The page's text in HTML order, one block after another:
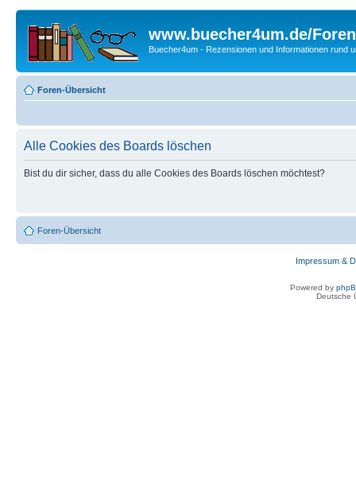
www.buecher4um.de/Foren
Buecher4um - Rezensionen und Informationen rund
Foren-Übersicht
Alle Cookies des Boards löschen
Bist du dir sicher, dass du alle Cookies des Boards löschen möchtest?
Foren-Übersicht
Impressum &
Powered by
Deutsche